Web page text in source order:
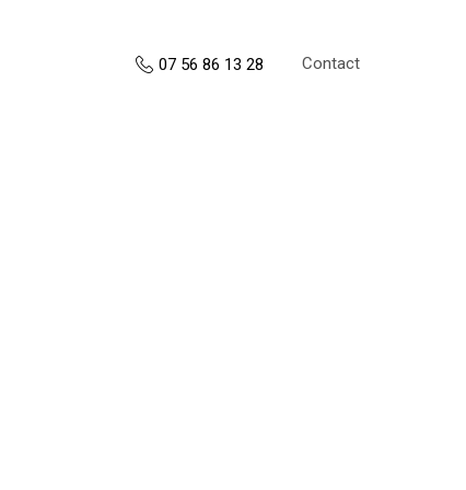
07 56 86 13 28 Contact